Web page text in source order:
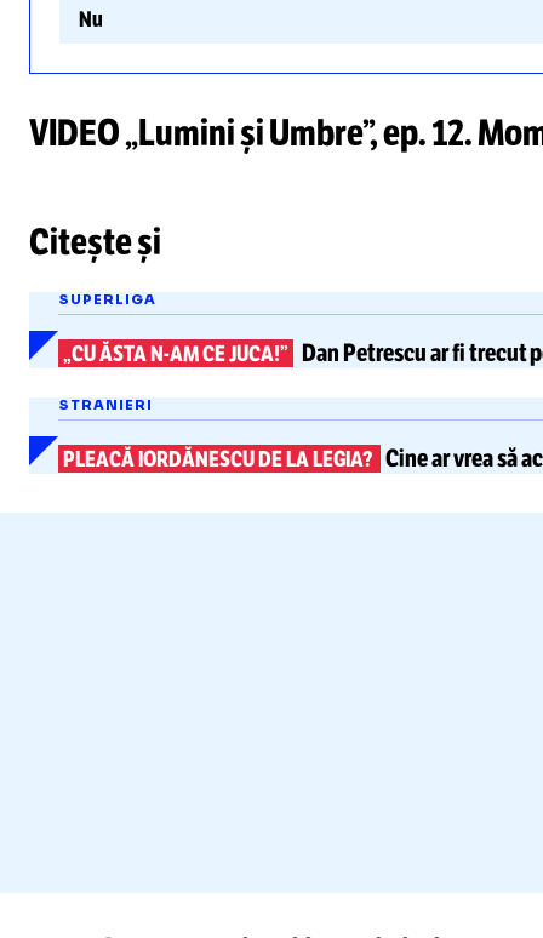
Nu
VIDEO „Lumini și Umbre”, ep. 12.
Citește și
SUPERLIGA
„CU ĂSTAN-AMCE JUCA!” Dan Petrescuar fi trecut
STRANIERI
PLEACĂ IORDĂNESCU DE LA LEGIA? Cine ar vrea să